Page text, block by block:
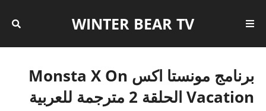
WINTER BEAR TV
برنامج مونستا اكس Monsta X On
Vacation الحلقة 2 مترجمة للعربية